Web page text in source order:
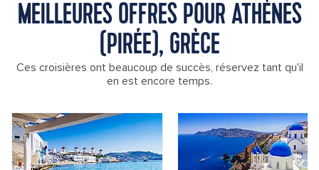
MEILLEURES OFFRES POUR ATHÈNES
(PIRÉE), GRÈCE
Ces croisières ont beaucoup de succès, réservez tant qu'il
en est encore temps.